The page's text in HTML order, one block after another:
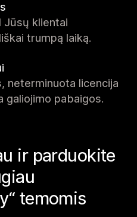
Jūsų klientai
trumpą laiką.
neterminuota licencija
galiojimo pabaigos.
ir parduokite
temomis